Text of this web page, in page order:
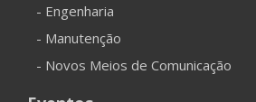
- Engenharia
- Manutenção
- Novos Meios de Comunicação